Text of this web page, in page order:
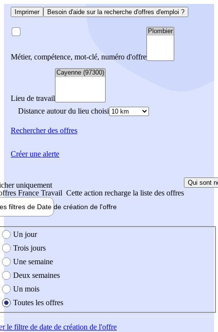
Imprimer Besoin d'aide sur la recherche d'offres d'emploi ?
Métier, compétence, mot-clé, numéro d'offre
Lieu de travail
Distance autour du lieu choisi
Rechercherdes offres
uniquement
France Travail Cette action recharge la liste des offres
Qui sont
filtres de Date de création de l'offre
création de l'offre
Un jour
Trois jours
Une semaine
Deux semaines
Un mois
Toutes les offres
le filtre de date de création de l'offre
Créer une alerte